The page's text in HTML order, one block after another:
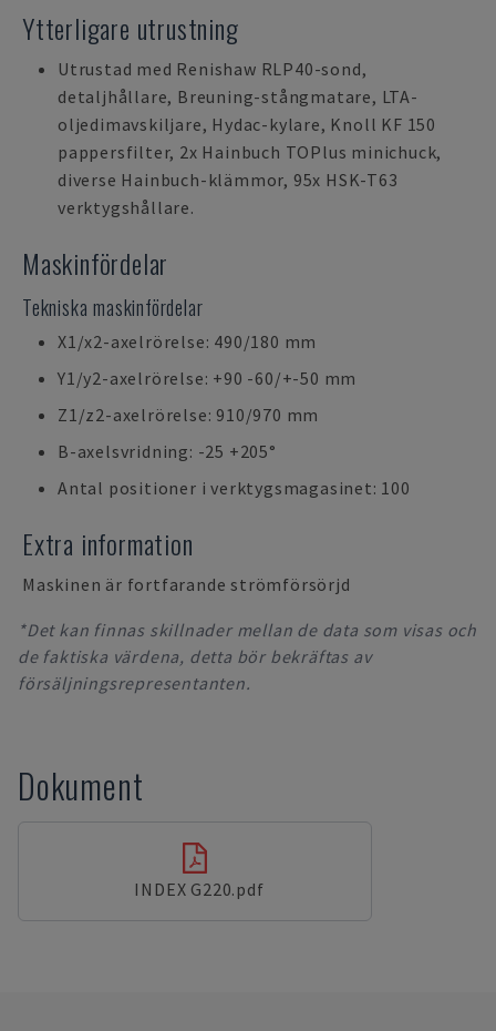
Ytterligare utrustning
Utrustad med Renishaw RLP40-sond,
detaljhållare, Breuning-stångmatare, LTA-
oljedimavskiljare, Hydac-kylare, Knoll KF 150
pappersfilter, 2x Hainbuch TOPlus minichuck,
diverse Hainbuch-klämmor, 95x HSK-T63
verktygshållare.
Maskinfördelar
Tekniska maskinfördelar
X1/x2-axelrörelse: 490/180 mm
Y1/y2-axelrörelse: +90 -60/+-50 mm
Z1/z2-axelrörelse: 910/970 mm
B-axelsvridning: -25 +205°
Antal positioner i verktygsmagasinet: 100
Extra information
Maskinen är fortfarande strömförsörjd
*Det kan finnas skillnader mellan de data som visas och
de faktiska värdena, detta bör bekräftas av
försäljningsrepresentanten.
Dokument
INDEX G220.pdf